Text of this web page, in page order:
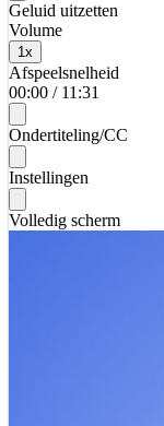
Geluid uitzetten
Volume
1x
Afspeelsnelheid
00:00 / 11:31
Ondertiteling/CC
Instellingen
Volledig scherm